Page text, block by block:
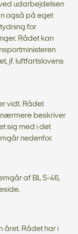
udarbejdelsen
også på eget
for
Rådet kan
jf. luftfartslovens
vidt. Rådet
nærmere beskriver
sig med i det
nedenfor.
af BL 5-46,
året. Rådet har i